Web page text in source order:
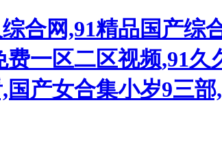
合网,91精品国产综
一区二区视频,91
国产女合集小岁9三